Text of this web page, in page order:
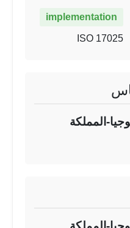
implementation
ISO 17025
المملكة